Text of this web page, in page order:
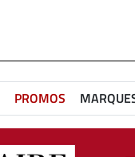
PROMOS